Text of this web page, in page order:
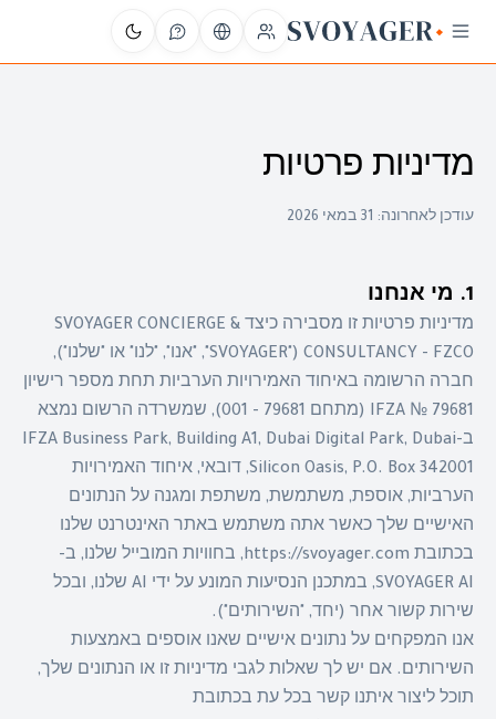
מדיניות פרטיות
עודכן לאחרונה: 31 במאי 2026
1. מי אנחנו
מדיניות פרטיות זו מסבירה כיצד SVOYAGER CONCIERGE &
CONSULTANCY - FZCO ("SVOYAGER", "אנו", "לנו" או "שלנו"),
חברה הרשומה באיחוד האמירויות הערביות תחת מספר רישיון
IFZA № 79681 (מתחם 79681 - 001), שמשרדה הרשום נמצא
ב-IFZA Business Park, Building A1, Dubai Digital Park, Dubai
Silicon Oasis, P.O. Box 342001, דובאי, איחוד האמירויות
הערביות, אוספת, משתמשת, משתפת ומגנה על הנתונים
האישיים שלך כאשר אתה משתמש באתר האינטרנט שלנו
בכתובת https://svoyager.com, בחוויות המובייל שלנו, ב-
SVOYAGER AI, במתכנן הנסיעות המונע על ידי AI שלנו, ובכל
שירות קשור אחר (יחד, "השירותים").
אנו המפקחים על נתונים אישיים שאנו אוספים באמצעות
השירותים. אם יש לך שאלות לגבי מדיניות זו או הנתונים שלך,
תוכל ליצור איתנו קשר בכל עת בכתובת